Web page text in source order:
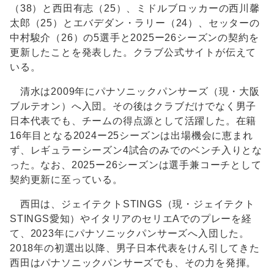
（38）と西田有志（25）、ミドルブロッカーの西川馨
太郎（25）とエバデダン・ラリー（24）、セッターの
中村駿介（26）の5選手と2025ー26シーズンの契約を
更新したことを発表した。クラブ公式サイトが伝えて
いる。
清水は2009年にパナソニックパンサーズ（現・大阪
ブルテオン）へ入団。その後はクラブだけでなく男子
日本代表でも、チームの得点源として活躍した。在籍
16年目となる2024ー25シーズンは出場機会に恵まれ
ず、レギュラーシーズン4試合のみでのベンチ入りとな
った。なお、2025ー26シーズンは選手兼コーチとして
契約更新に至っている。
西田は、ジェイテクトSTINGS（現・ジェイテクト
STINGS愛知）やイタリアのセリエAでのプレーを経
て、2023年にパナソニックパンサーズへ入団した。
2018年の初選出以降、男子日本代表をけん引してきた
西田はパナソニックパンサーズでも、その力を発揮。